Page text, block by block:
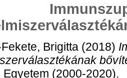
Brigitta (2018)
Egyetem (2000-2020).